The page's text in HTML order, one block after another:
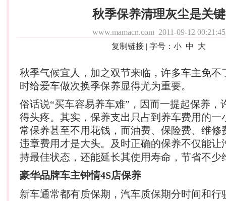
秋季保养清理灰尘是关键
www.mamacn.com 2011-09-12 00:21:45
复制链接 | 字号： 小 中 大
秋季气候宜人，加之双节来临，许多车主免不
时给爱车做次换季保养显得尤为重要。
俗话说“买车容易养车难”，因而一提起保养，
得头疼。其实，保养支出只占到养车费用的一
常保养甚至不用花钱，而油费、保险费、维修
违章费用才是大头。及时正确的保养不仅能让
持最佳状态，还能延长其使用寿命，节省不少
豪华品牌车主钟情4S店保养
新车通常都有质保期， 汽车质保期分时间和行